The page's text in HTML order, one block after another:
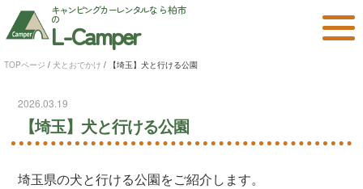
キャンピングカーレンタルなら柏市
の
L-Camper
TOPページ / 犬とおでかけ / 【埼玉】犬と行ける公園
2026.03.19
【埼玉】犬と行ける公園
埼玉県の犬と行ける公園をご紹介します。